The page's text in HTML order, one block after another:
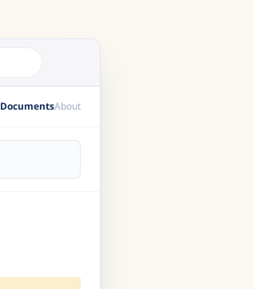
DocumentsAbout